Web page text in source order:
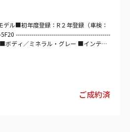
で、納車前にしっかり法定点検整備さ
サポート＆バックアップ致します！！
【保証付：販売店
距離：5,000km】 保証費用は本体価
ついては、販売店にご確認ください。
ますので、納車前にしっかり法定点検
ご購入後もお客様の大切なお車を車
ル■初年度登録：R２年登録（車検：
ク 【車検残：無
支払総額に含まれています。 車検整ご成約済